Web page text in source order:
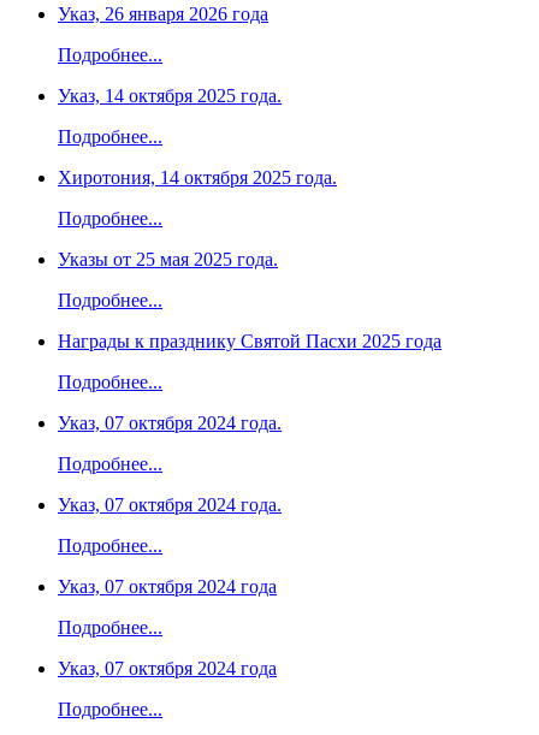
Указ, 26 января 2026 года
Подробнее...
Указ, 14 октября 2025 года.
Подробнее...
Хиротония, 14 октября 2025 года.
Подробнее...
Указы от 25 мая 2025 года.
Подробнее...
Награды к празднику Святой Пасхи 2025 года
Подробнее...
Указ, 07 октября 2024 года.
Подробнее...
Указ, 07 октября 2024 года.
Подробнее...
Указ, 07 октября 2024 года
Подробнее...
Указ, 07 октября 2024 года
Подробнее...